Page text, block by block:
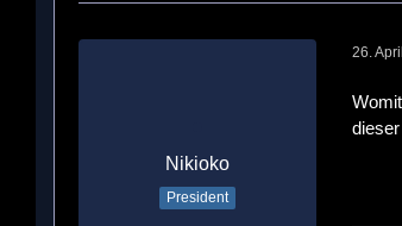
Nikioko
President
26.